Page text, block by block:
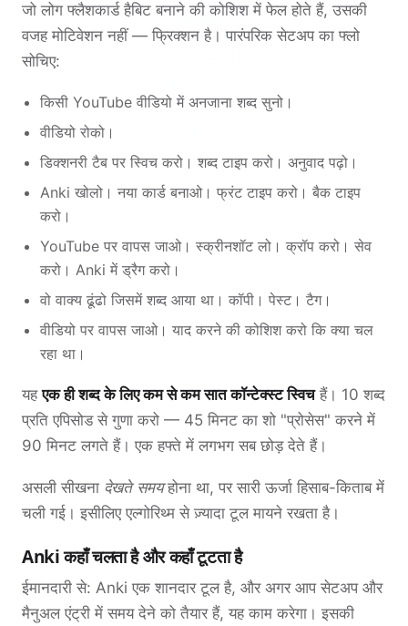
जो लोग फ्लैशकार्ड हैबिट बनाने की कोशिश में फेल होते हैं, उसकी
वजह मोटिवेशन नहीं — फ्रिक्शन है। पारंपरिक सेटअप का फ्लो
सोचिए:
किसी YouTube वीडियो में अनजाना शब्द सुनो।
वीडियो रोको।
डिक्शनरी टैब पर स्विच करो। शब्द टाइप करो। अनुवाद पढ़ो।
Anki खोलो। नया कार्ड बनाओ। फ्रंट टाइप करो। बैक टाइप
करो।
YouTube पर वापस जाओ। स्क्रीनशॉट लो। क्रॉप करो। सेव
करो। Anki में ड्रैग करो।
वो वाक्य ढूंढो जिसमें शब्द आया था। कॉपी। पेस्ट। टैग।
वीडियो पर वापस जाओ। याद करने की कोशिश करो कि क्या चल
रहा था।
यहएक ही शब्द के लिए कम से कम सात कॉन्टेक्स्ट स्विचहैं। 10 शब्द
प्रति एपिसोड से गुणा करो — 45 मिनट का शो "प्रोसेस" करने में
90 मिनट लगते हैं। एक हफ्ते में लगभग सब छोड़ देते हैं।
असली सीखना देखते समयहोना था, पर सारी ऊर्जा हिसाब-किताब में
चली गई। इसीलिए एल्गोरिथ्म से ज़्यादा टूल मायने रखता है।
Anki कहाँ चलता है और कहाँ टूटता है
ईमानदारी से: Anki एक शानदार टूल है, और अगर आप सेटअप और
मैनुअल एंट्री में समय देने को तैयार हैं, यह काम करेगा। इसकी